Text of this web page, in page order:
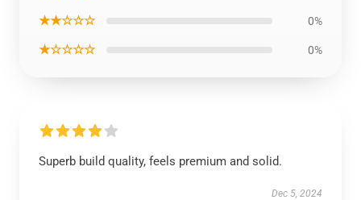
★★☆☆☆ 0%
★☆☆☆☆ 0%
Superb build quality, feels premium and solid.
Dec 5, 2024